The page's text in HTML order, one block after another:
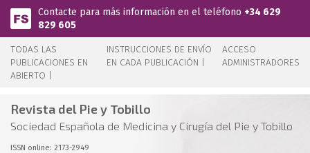
Pasar al contenido principal
Contacte para más información en el teléfono +34 629
829 605
TODAS LAS
PUBLICACIONES EN
ABIERTO |
INSTRUCCIONES DE ENVÍO
EN CADA PUBLICACIÓN |
ACCESO
ADMINISTRADORES
Revista del Pie y Tobillo
Sociedad Española de Medicina y Cirugía del Pie y Tobillo
ISSN online: 2173-2949